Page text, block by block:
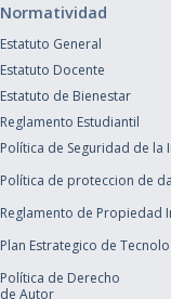
Normatividad
Estatuto General
Estatuto Docente
Estatuto de Bienestar
Reglamento Estudiantil
Política de Seguridad de la
Política de proteccion de
Reglamento de Propiedad
Plan Estrategico de
Política de Derecho
de Autor